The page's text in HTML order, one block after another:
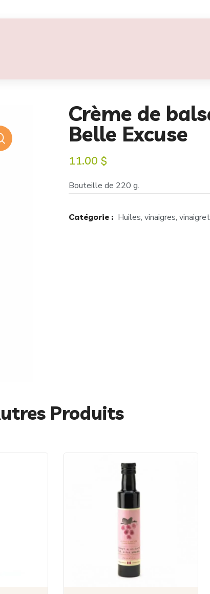
Crème de
Belle Excuse
11.00 $
Bouteille de 220 g.
Catégorie : Huiles, vinaigres,
Produits